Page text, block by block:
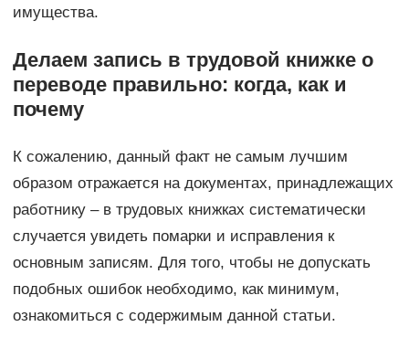
имущества.
Делаем запись в трудовой книжке о
переводе правильно: когда, как и
почему
К сожалению, данный факт не самым лучшим
образом отражается на документах, принадлежащих
работнику – в трудовых книжках систематически
случается увидеть помарки и исправления к
основным записям. Для того, чтобы не допускать
подобных ошибок необходимо, как минимум,
ознакомиться с содержимым данной статьи.